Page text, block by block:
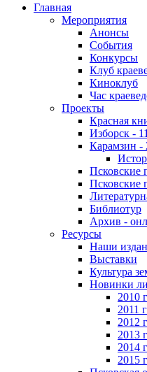
Главная
Мероприятия
Анонсы
События
Конкурсы
Клуб
Киноклуб
Час
Проекты
Красная
Изборск -
Карамзин -
Псковские
Псковские
Библиотур
Архив -
Ресурсы
Наши
Выставки
Культура
Новинки
2010
2011
2012
2013
2014
2015